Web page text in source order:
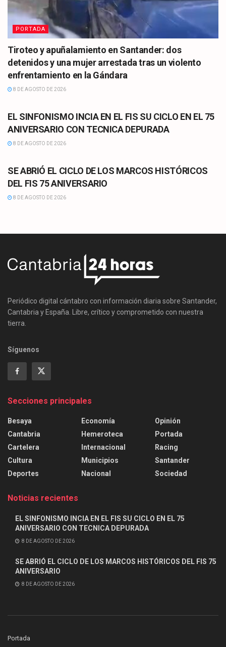
PORTADA
Tiroteo y apuñalamiento en Santander: dos
detenidos y una mujer arrestada tras un violento
enfrentamiento en la Gándara
8 DE AGOSTO DE 2026
EL SINFONISMO INCIA EN EL FIS SU CICLO EN EL 75
ANIVERSARIO CON TECNICA DEPURADA
8 DE AGOSTO DE 2026
SE ABRIÓ EL CICLO DE LOS MARCOS HISTÓRICOS
DEL FIS 75 ANIVERSARIO
8 DE AGOSTO DE 2026
Periódico digital cántabro con información diaria sobre Santander,
Cantabria y España. Libre, crítico y comprometido con nuestra
tierra.
Síguenos
Secciones principales
Besaya
Cantabria
Cartelera
Cultura
Deportes
Economía
Hemeroteca
Internacional
Municipios
Nacional
Opinión
Portada
Racing
Santander
Sociedad
Noticias recientes
EL SINFONISMO INCIA EN EL FIS SU CICLO EN EL 75
ANIVERSARIO CON TECNICA DEPURADA
8 DE AGOSTO DE 2026
SE ABRIÓ EL CICLO DE LOS MARCOS HISTÓRICOS DEL FIS 75
ANIVERSARIO
8 DE AGOSTO DE 2026
Portada